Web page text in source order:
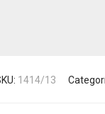
1414/13